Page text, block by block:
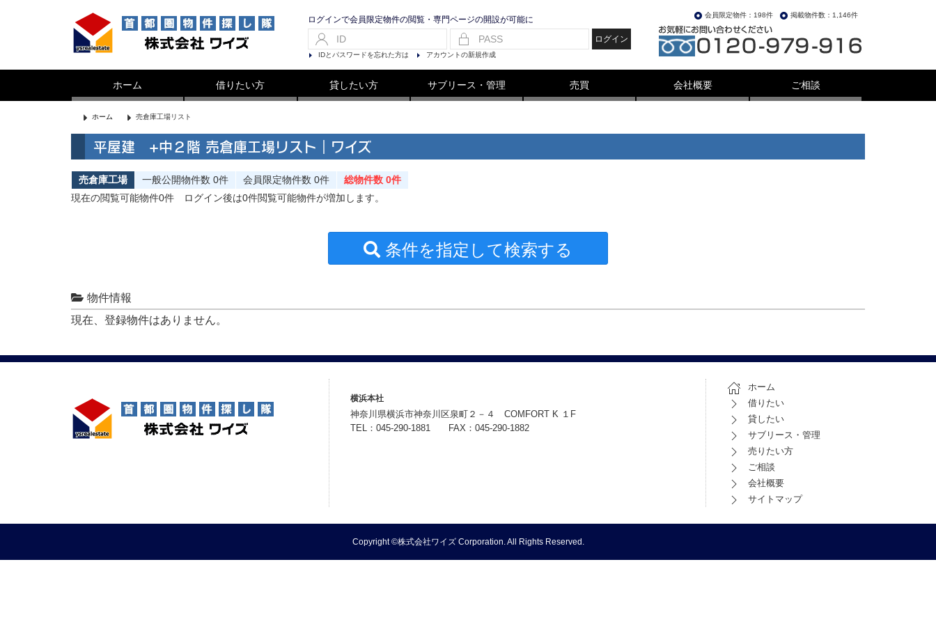
ログインで会員限定物件の閲覧・専門ページの開設が可能に
ログイン
IDとパスワードを忘れた方は アカウントの新規作成
掲載物件数：1,146件
会員限定物件：198件
ホーム 借りたい方 貸したい方 サブリース・管理 売買 会社概要 ご相談
ホーム 売倉庫工場リスト
平屋建 +中２階 売倉庫工場リスト｜ワイズ
売倉庫工場 一般公開物件数 0件 会員限定物件数 0件
総物件数 0件
現在の閲覧可能物件0件
ログイン後は0件閲覧可能物件が増加します。
条件を指定して検索する
物件情報
現在、登録物件はありません。
横浜本社
神奈川県横浜市神奈川区泉町２－４ COMFORT K １F
TEL：045-290-1881 FAX：045-290-1882
ホーム
借りたい
貸したい
サブリース・管理
売りたい方
ご相談
会社概要
サイトマップ
Copyright ©株式会社ワイズ Corporation. All Rights Reserved.